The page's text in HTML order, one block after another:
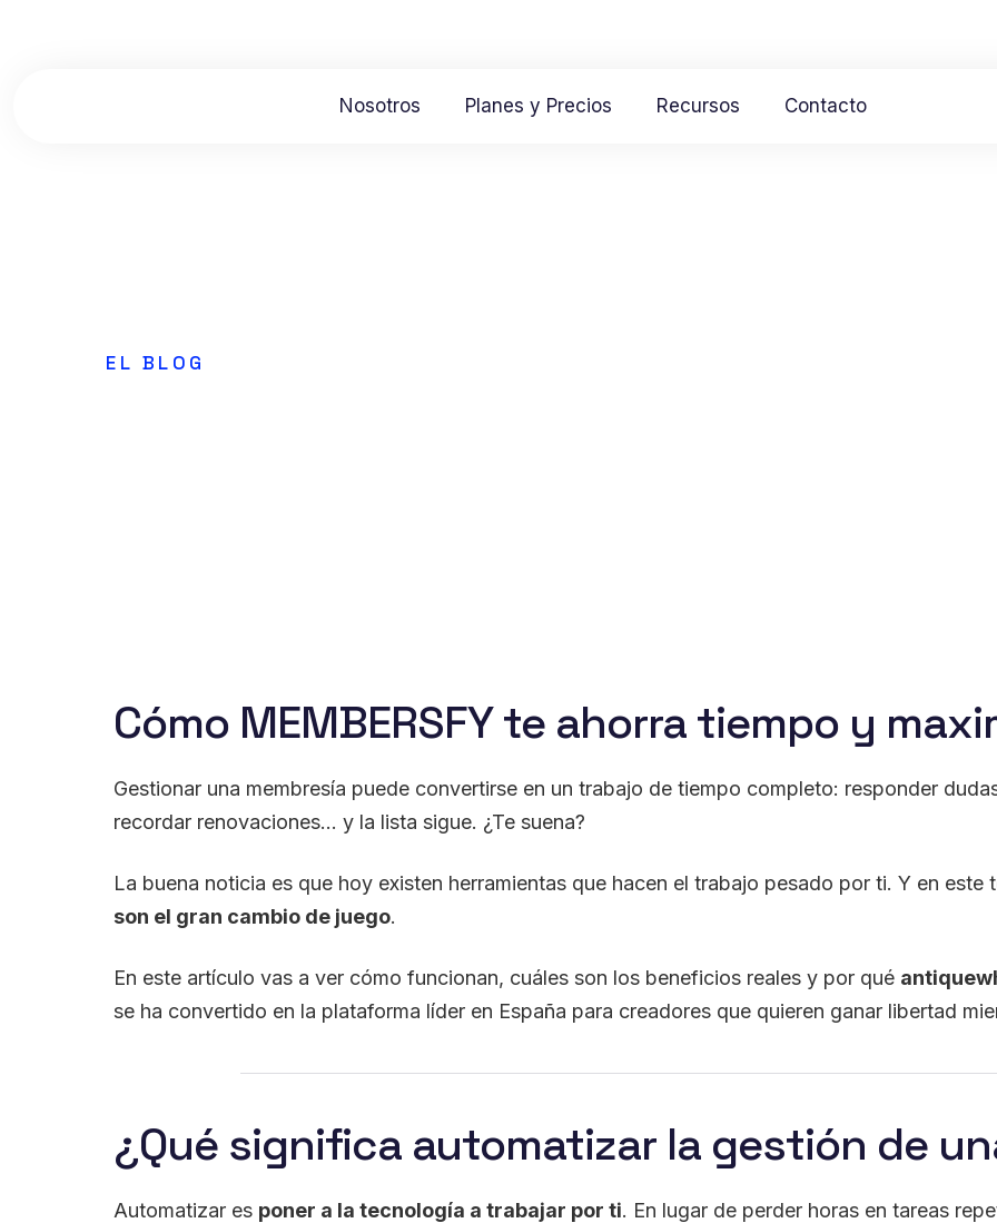
Nosotros Planes y Precios Recursos Contacto
EL BLOG
Cómo MEMBERSFY te ahorra tiempo y
Gestionar una membresía puede convertirse en un trabajo de tiempo completo: responder
recordar renovaciones… y la lista sigue. ¿Te suena?
La buena noticia es que hoy existen herramientas que hacen el trabajo pesado por ti. Y en este
son el gran cambio de juego.
En este artículo vas a ver cómo funcionan, cuáles son los beneficios reales y por qué
se ha convertido en la plataforma líder en España para creadores que quieren ganar libertad
¿Qué significa automatizar la gestión de
Automatizar es poner a la tecnología a trabajar por ti. En lugar de perder horas en tareas